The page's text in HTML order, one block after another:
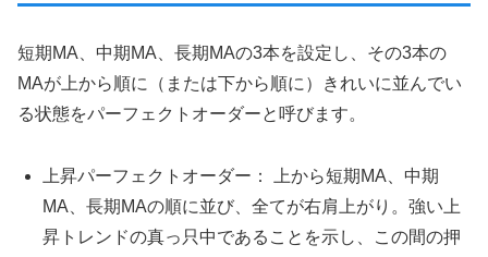
短期MA、中期MA、長期MAの3本を設定し、その3本の
MAが上から順に（または下から順に）きれいに並んでい
る状態をパーフェクトオーダーと呼びます。
上昇パーフェクトオーダー： 上から短期MA、中期
MA、長期MAの順に並び、全てが右肩上がり。強い上
昇トレンドの真っ只中であることを示し、この間の押